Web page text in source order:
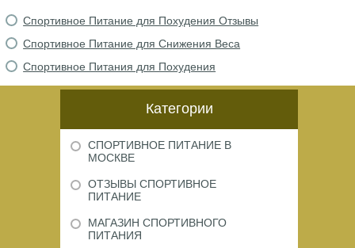
Спортивное Питание для Похудения Отзывы
Спортивное Питание для Снижения Веса
Спортивное Питания для Похудения
Категории
СПОРТИВНОЕ ПИТАНИЕ В
МОСКВЕ
ОТЗЫВЫ СПОРТИВНОЕ
ПИТАНИЕ
МАГАЗИН СПОРТИВНОГО
ПИТАНИЯ